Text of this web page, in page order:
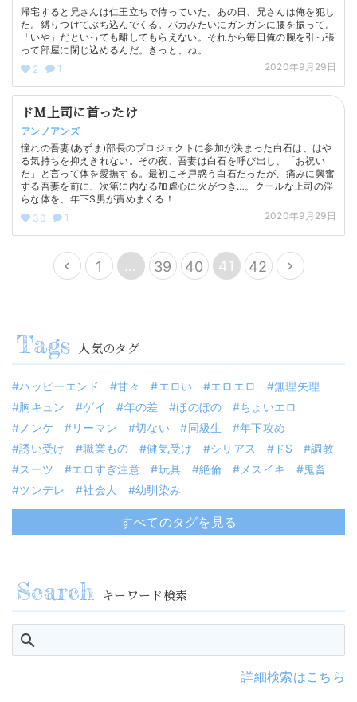
帰宅すると兄さんは仁王立ちで待っていた。あの日、兄さんは俺を犯し
た。縛りつけてぶち込んでくる。バカみたいにガンガンに腰を振って。
「いや」だといっても離してもらえない。それから毎日俺の腕を引っ張
って部屋に閉じ込めるんだ。きっと、ね。
2
1 2020年9月29日
ドM上司に首ったけ
アンノアンズ
憧れの吾妻(あずま)部長のプロジェクトに参加が決まった白石は、はや
る気持ちを抑えきれない。その夜、吾妻は白石を呼び出し、「お祝い
だ」と言って体を愛撫する。最初こそ戸惑う白石だったが、痛みに興奮
する吾妻を前に、次第に内なる加虐心に火がつき…。クールな上司の淫
らな体を、年下S男が責めまくる！
30
1 2020年9月29日
1 … 39 40 41 42
人気のタグ
ハッピーエンド 甘々 エロい エロエロ
無理矢理
胸キュン
ゲイ 年の差 ほのぼの
ちょいエロ
ノンケ
リーマン 切ない 同級生
年下攻め
誘い受け
職業もの 健気受け シリアス ドS
調教
スーツ
エロすぎ注意 玩具 絶倫 メスイキ
鬼畜
ツンデレ
社会人 幼馴染み
すべてのタグを見る
キーワード検索
詳細検索はこちら